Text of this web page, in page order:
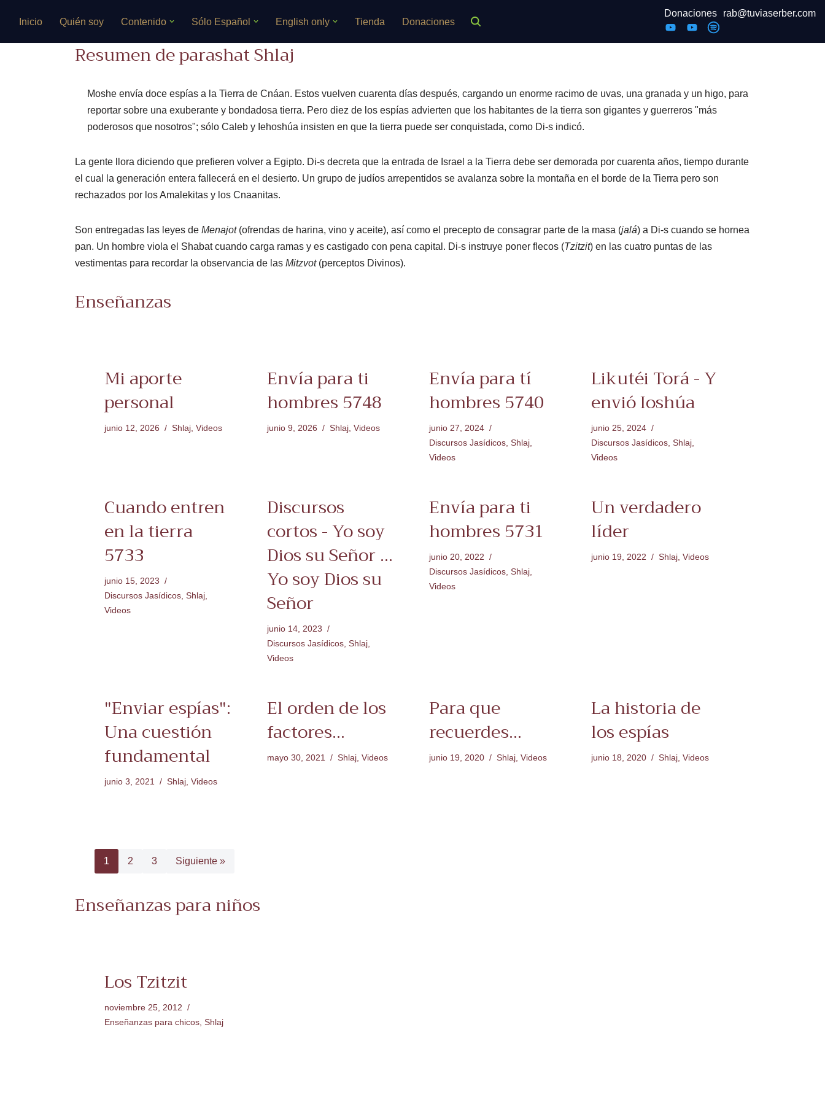
Inicio Quién soy Contenido Sólo Español English only Tienda Donaciones
Donaciones rab@tuviaserber.com
Resumen de parashat Shlaj
Moshe envía doce espías a la Tierra de Cnáan. Estos vuelven cuarenta días después, cargando un enorme racimo de uvas, una granada y un higo, para
reportar sobre una exuberante y bondadosa tierra. Pero diez de los espías advierten que los habitantes de la tierra son gigantes y guerreros "más
poderosos que nosotros"; sólo Caleb y Iehoshúa insisten en que la tierra puede ser conquistada, como Di-s indicó.
La gente llora diciendo que prefieren volver a Egipto. Di-s decreta que la entrada de Israel a la Tierra debe ser demorada por cuarenta años, tiempo durante
el cual la generación entera fallecerá en el desierto. Un grupo de judíos arrepentidos se avalanza sobre la montaña en el borde de la Tierra pero son
rechazados por los Amalekitas y los Cnaanitas.
Son entregadas las leyes deMenajot(ofrendas de harina, vino y aceite), así como el precepto de consagrar parte de la masa (jalá) a Di-s cuando se hornea
pan. Un hombre viola el Shabat cuando carga ramas y es castigado con pena capital. Di-s instruye poner flecos (Tzitzit) en las cuatro puntas de las
vestimentas para recordar la observancia de lasMitzvot(perceptos Divinos).
Enseñanzas
Mi aporte
personal
junio 12, 2026 Shlaj ,Videos
Envía para ti
hombres 5748
junio 9, 2026 Shlaj, Videos
Envía para tí
hombres 5740
junio 27, 2024
Discursos Jasídicos, Shlaj,
Videos
Likutéi Torá - Y
envió Ioshúa
junio 25, 2024
Discursos Jasídicos ,Shlaj
Videos
Cuando entren
en la tierra
5733
junio 15, 2023
Discursos Jasídicos ,Shlaj
Videos
Discursos
cortos - Yo soy
Dios su Señor ...
Yo soy Dios su
Señor
junio 14, 2023
Discursos Jasídicos, Shlaj,
Videos
Envía para ti
hombres 5731
junio 20, 2022
Discursos Jasídicos, Shlaj,
Videos
Un verdadero
líder
junio 19, 2022 Shlaj ,Videos
"Enviar espías":
Una cuestión
fundamental
junio 3, 2021 Shlaj ,Videos
El orden de los
factores...
mayo 30, 2021 Shlaj, Videos
Para que
recuerdes...
junio 19, 2020 Shlaj, Videos
La historia de
los espías
junio 18, 2020 Shlaj ,Videos
1 2 3 Siguiente »
Enseñanzas para niños
Los Tzitzit
noviembre 25, 2012
Enseñanzas para chicos ,Shlaj